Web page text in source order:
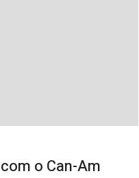
o Can-Am